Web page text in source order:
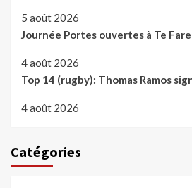
5 août 2026
Journée Portes ouvertes à Te
4 août 2026
Top 14 (rugby): Thomas Ramos
4 août 2026
Catégories